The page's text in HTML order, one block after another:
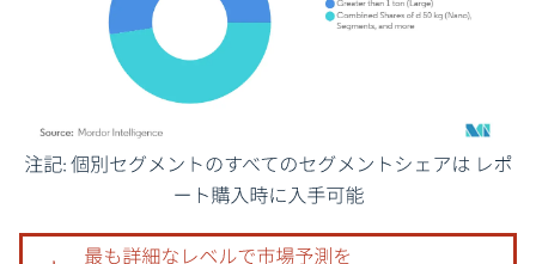
画像 © Mordor Intelligence。再利用にはCC BY 4.0の表示が必要です。